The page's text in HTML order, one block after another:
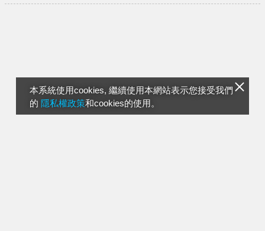
本系統使用cookies, 繼續使用本網站表示您接受我們
的 隱私權政策和cookies的使用。